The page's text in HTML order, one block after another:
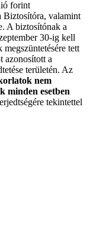
forint
Biztosítóra, valamint
A biztosítónak a
30-ig kell
tett
azonosított a
területén. Az
nem
minden esetben
tekintettel